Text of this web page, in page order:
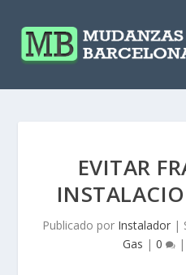
EVITAR
Publicado por Instalador |
Gas | 0 |